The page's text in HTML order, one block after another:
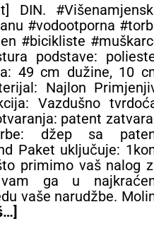
DIN.
#vodootporna
#bicikliste
podstave:
49 cm dužine, 10
Najlon
Vazdušno
patent
džep sa
Paket uključuje:
primimo vaš nalog
ga u
vaše narudžbe.